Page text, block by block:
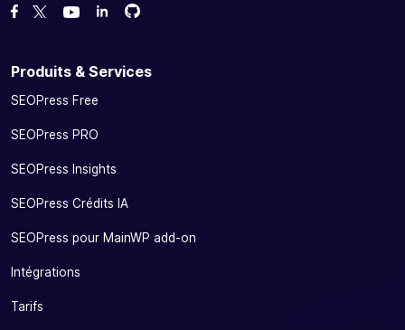
Likez notre page Facebook
Suivez-nous sur Twitter
Nous voir sur YouTube
Forcez-nous sur GitHub
Forcez-nous sur GitHub
Produits & Services
SEOPress Free
SEOPress PRO
SEOPress Insights
SEOPress Crédits IA
SEOPress pour MainWP add-on
Intégrations
Tarifs